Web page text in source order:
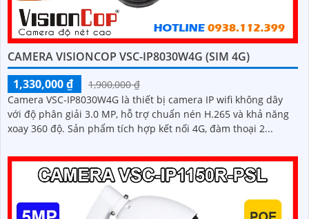
CAMERA VISIONCOP VSC-IP8030W4G (SIM 4G)
1,330,000 ₫
1,900,000 ₫
Camera VSC-IP8030W4G là thiết bị camera IP wifi không dây
với độ phân giải 3.0 MP, hỗ trợ chuẩn nén H.265 và khả năng
xoay 360 độ. Sản phẩm tích hợp kết nối 4G, đàm thoại 2...